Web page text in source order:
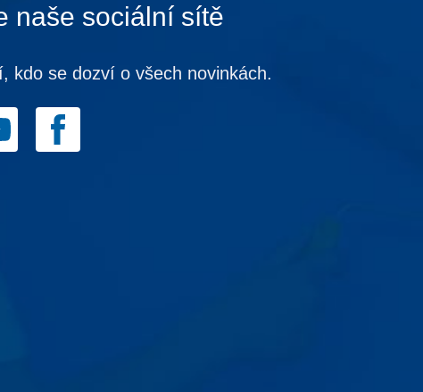
naše sociální sítě
kdo se dozví o všech novinkách.